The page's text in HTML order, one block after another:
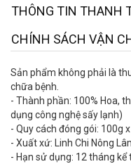
THÔNG TIN THANH
CHÍNH SÁCH VẬN
Sản phẩm không phải là
chữa bệnh.
- Thành phần: 100% Hoa,
dụng công nghệ sấy lạnh)
- Quy cách đóng gói: 100g
- Xuất xứ: Linh Chi Nông
- Hạn sử dụng: 12 tháng